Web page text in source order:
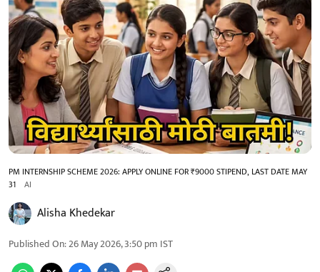
PM INTERNSHIP SCHEME 2026: APPLY ONLINE FOR ₹9000 STIPEND, LAST DATE MAY
31 AI
Alisha Khedekar
Published On:26 May 2026, 3:50 pm IST